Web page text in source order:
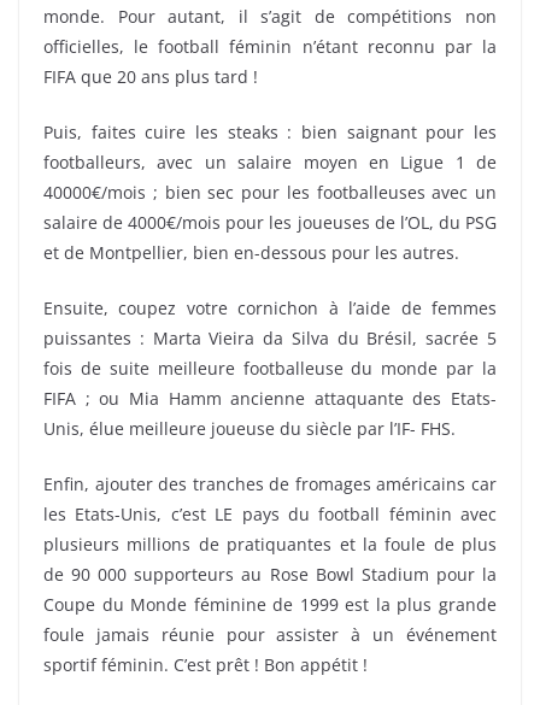
monde. Pour autant, il s’agit de compétitions non
officielles, le football féminin n’étant reconnu par la
FIFA que 20 ans plus tard !
Puis, faites cuire les steaks : bien saignant pour les
footballeurs, avec un salaire moyen en Ligue 1 de
40000€/mois ; bien sec pour les footballeuses avec un
salaire de 4000€/mois pour les joueuses de l’OL, du PSG
et de Montpellier, bien en-dessous pour les autres.
Ensuite, coupez votre cornichon à l’aide de femmes
puissantes : Marta Vieira da Silva du Brésil, sacrée 5
fois de suite meilleure footballeuse du monde par la
FIFA ; ou Mia Hamm ancienne attaquante des Etats-
Unis, élue meilleure joueuse du siècle par l’IF- FHS.
Enfin, ajouter des tranches de fromages américains car
les Etats-Unis, c’est LE pays du football féminin avec
plusieurs millions de pratiquantes et la foule de plus
de 90 000 supporteurs au Rose Bowl Stadium pour la
Coupe du Monde féminine de 1999 est la plus grande
foule jamais réunie pour assister à un événement
sportif féminin. C’est prêt ! Bon appétit !